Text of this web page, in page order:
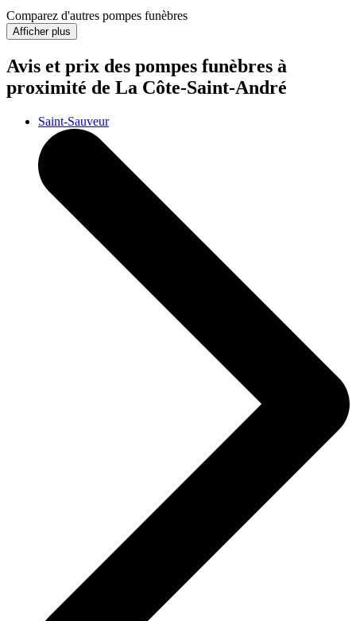
Comparez d'autres pompes funèbres
Afficher plus
Avis et prix des pompes funèbres à
proximité de La Côte-Saint-André
Saint-Sauveur